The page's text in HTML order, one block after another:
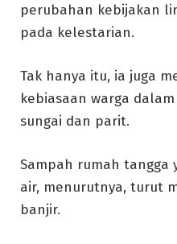
perubahan kebijakan
pada kelestarian.
Tak hanya itu, ia juga
kebiasaan warga
sungai dan parit.
Sampah rumah tangga
air, menurutnya, turut
banjir.